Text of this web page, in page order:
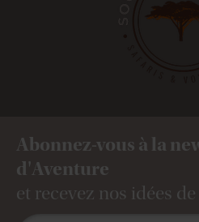
Abonnez-vous à la
d'Aventure
et recevez nos idées